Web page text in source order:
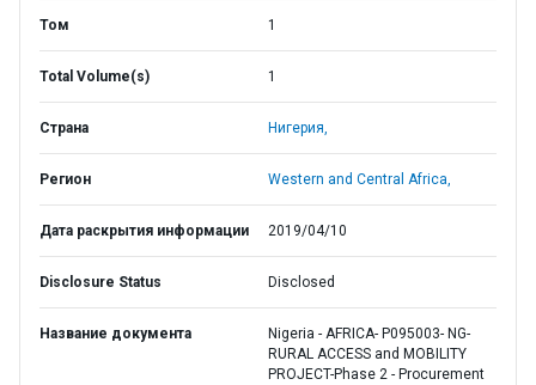
Том 1
Total Volume(s) 1
Страна Нигерия,
Регион Western and Central Africa,
Дата раскрытия информации 2019/04/10
Disclosure Status Disclosed
Название документа
Nigeria - AFRICA- P095003- NG-
RURAL ACCESS and MOBILITY
PROJECT-Phase 2 - Procurement